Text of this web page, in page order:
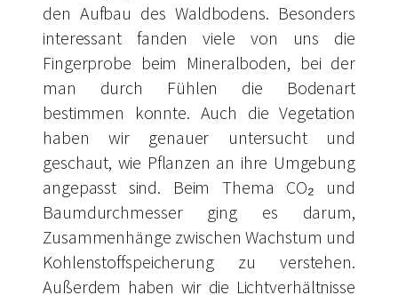
den Aufbau des Waldbodens. Besonders
interessant fanden viele von uns die
Fingerprobe beim Mineralboden, bei der
man durch Fühlen die Bodenart
bestimmen konnte. Auch die Vegetation
haben wir genauer untersucht und
geschaut, wie Pflanzen an ihre Umgebung
angepasst sind. Beim Thema CO₂ und
Baumdurchmesser ging es darum,
Zusammenhänge zwischen Wachstum und
Kohlenstoffspeicherung zu verstehen.
Außerdem haben wir die Lichtverhältnisse